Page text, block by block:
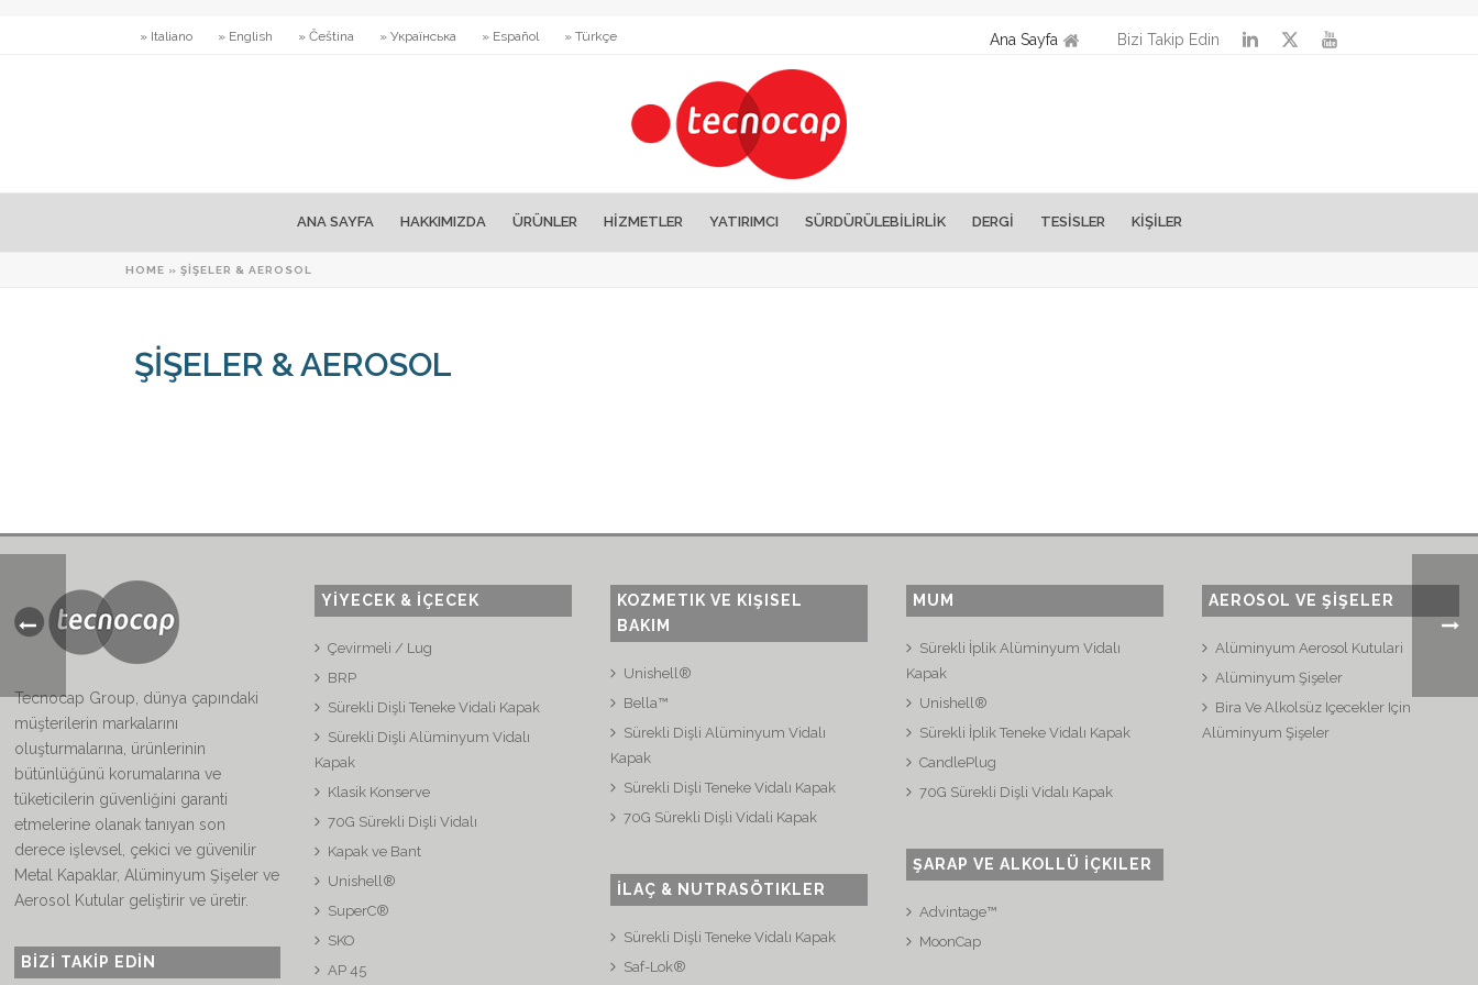
» Italiano » English » Čeština » Українська » Español » Türkçe Ana Sayfa Bizi Takip Edin
ANA SAYFA HAKKIMIZDA ÜRÜNLER HİZMETLER YATIRIMCI SÜRDÜRÜLEBİLİRLİK DERGİ TESISLER KİŞİLER
HOME » ŞİŞELER & AEROSOL
ŞİŞELER & AEROSOL
Tecnocap Group, dünya çapındaki
müşterilerin markalarını
oluşturmalarına, ürünlerinin
bütünlüğünü korumalarına ve
tüketicilerin güvenliğini garanti
etmelerine olanak tanıyan son
derece işlevsel, çekici ve güvenilir
Metal Kapaklar, Alüminyum Şişeler ve
Aerosol Kutular geliştirir ve üretir.
BIZI TAKIP EDIN
YİYECEK & İÇECEK
Çevirmeli / Lug
BRP
Sürekli Dişli Teneke Vidali Kapak
Sürekli Dişli Alüminyum Vidalı
Kapak
Klasik Konserve
70G Sürekli Dişli Vidalı
Kapak ve Bant
Unishell®
SuperC®
SKO
AP 45
KOZMETIK VE KIŞISEL
BAKIM
Unishell®
Bella™
Sürekli Dişli Alüminyum Vidalı
Kapak
Sürekli Dişli Teneke Vidalı Kapak
70G Sürekli Dişli Vidali Kapak
İLAÇ & NUTRASÖTIKLER
Sürekli Dişli Teneke Vidalı Kapak
Saf-Lok®
MUM
Sürekli İplik Alüminyum Vidalı
Kapak
Unishell®
Sürekli İplik Teneke Vidalı Kapak
CandlePlug
70G Sürekli Dişli Vidalı Kapak
ŞARAP VE ALKOLLÜ İÇKILER
Advintage™
MoonCap
AEROSOL VE ŞİŞELER
Alüminyum Aerosol Kutulari
Alüminyum Şişeler
Bira Ve Alkolsüz Içecekler Için
Alüminyum Şişeler